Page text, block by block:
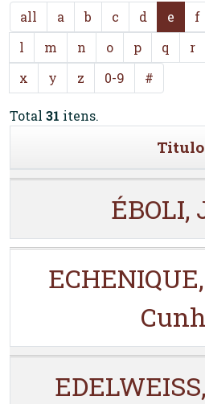
all a b c d e f
l
m n o p q r
x
y z 0-9 #
Total 31 itens.
Titulo
ÉBOLI,